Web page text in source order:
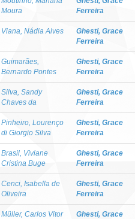
Moura
Ferreira
Viana, Nádia Alves
Ghesti, Grace
Ferreira
Guimarães,
Bernardo Pontes
Ghesti, Grace
Ferreira
Silva, Sandy
Chaves da
Ghesti, Grace
Ferreira
Pinheiro, Lourenço
di Giorgio Silva
Ghesti, Grace
Ferreira
Brasil, Viviane
Cristina Buge
Ghesti, Grace
Ferreira
Cenci, Isabella de
Oliveira
Ghesti, Grace
Ferreira
Müller, Carlos Vitor
Ghesti, Grace